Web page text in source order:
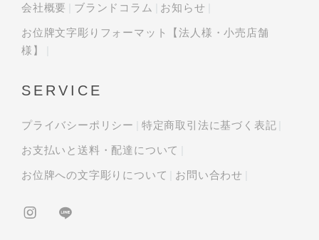
会社概要 ブランドコラム お知らせ
お位牌文字彫りフォーマット【法人様・小売店舗
様】
SERVICE
プライバシーポリシー 特定商取引法に基づく表記
お支払いと送料・配達について
お位牌への文字彫りについて お問い合わせ